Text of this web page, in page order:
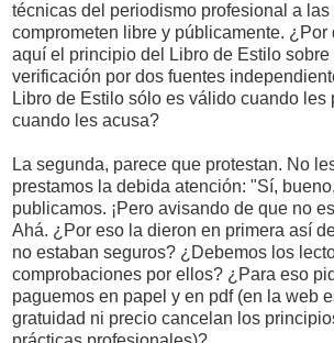
técnicas del periodismo profesional a las
comprometen libre y públicamente. ¿Por
aquí el principio del Libro de Estilo
verificación por dos fuentes
Libro de Estilo sólo es válido cuando les
cuando les acusa?
La segunda, parece que protestan. No
prestamos la debida atención: "Sí,
publicamos. ¡Pero avisando de que no
Ahá. ¿Por eso la dieron en primera así
no estaban seguros? ¿Debemos los
comprobaciones por ellos? ¿Para eso
paguemos en papel y en pdf (en la web
gratuidad ni precio cancelan los